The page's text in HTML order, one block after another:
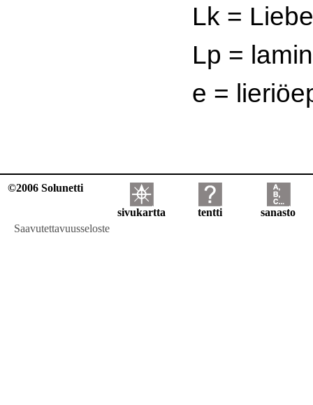
Lk =
Lp =
e =
©2006 Solunetti
sivukartta tentti
sanasto
Saavutettavuusseloste